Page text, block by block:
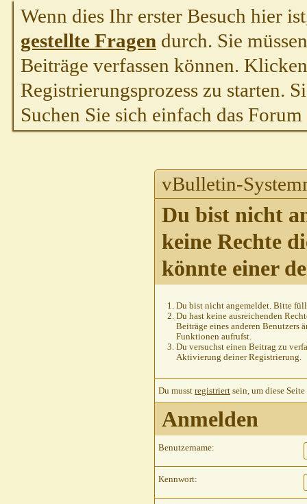
Wenn dies Ihr erster Besuch hier
gestellte Fragen durch. Sie
Beiträge verfassen können.
Registrierungsprozess zu starten.
Suchen Sie sich einfach das
vBulletin-
Du bist nicht
keine Rechte
könnte einer
Du bist nicht angemeldet. Bitte
Du hast keine ausreichenden
Beiträge eines anderen Benutzers
Funktionen aufrufst.
Du versuchst einen Beitrag zu
Aktivierung deiner Registrierung.
Du musst registriert sein, um diese
Anmelden
Benutzername:
Kennwort: